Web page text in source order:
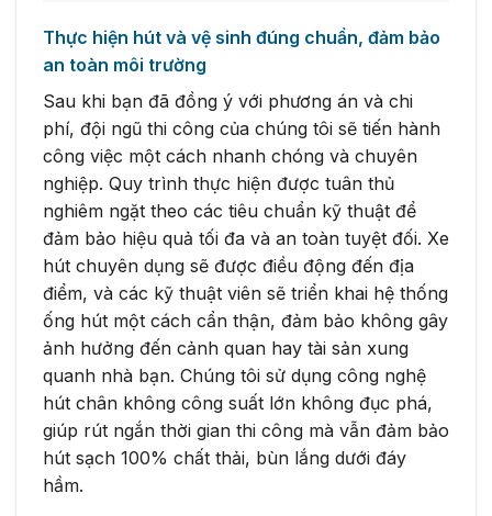
Thực hiện hút và vệ sinh đúng chuẩn, đảm bảo
an toàn môi trường
Sau khi bạn đã đồng ý với phương án và chi
phí, đội ngũ thi công của chúng tôi sẽ tiến hành
công việc một cách nhanh chóng và chuyên
nghiệp. Quy trình thực hiện được tuân thủ
nghiêm ngặt theo các tiêu chuẩn kỹ thuật để
đảm bảo hiệu quả tối đa và an toàn tuyệt đối. Xe
hút chuyên dụng sẽ được điều động đến địa
điểm, và các kỹ thuật viên sẽ triển khai hệ thống
ống hút một cách cẩn thận, đảm bảo không gây
ảnh hưởng đến cảnh quan hay tài sản xung
quanh nhà bạn. Chúng tôi sử dụng công nghệ
hút chân không công suất lớn không đục phá,
giúp rút ngắn thời gian thi công mà vẫn đảm bảo
hút sạch 100% chất thải, bùn lắng dưới đáy
hầm.